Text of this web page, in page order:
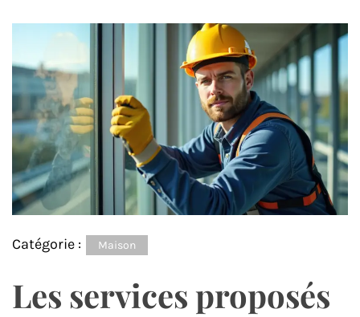
Catégorie : Maison
Les services proposés